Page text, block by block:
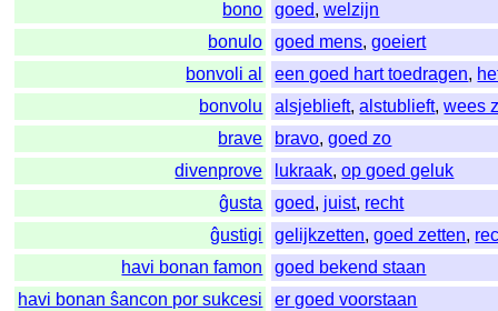
bono
goed,welzijn
bonulo
goed mens,goeiert
bonvoli al
een goed hart toedragen,
bonvolu
alsjeblieft,alstublieft,wees
brave
bravo,goed zo
divenprove
lukraak,op goed geluk
ĝusta
goed, juist, recht
ĝustigi
gelijkzetten,goed zetten,
havi bonan famon
goed bekend staan
havi bonan ŝancon por sukcesi
er goed voorstaan